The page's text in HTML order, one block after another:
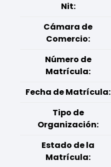
Nit:
Cámara de
Comercio:
Número de
Matrícula:
Fecha de Matrícula:
Tipo de
Organización:
Estado de la
Matrícula: